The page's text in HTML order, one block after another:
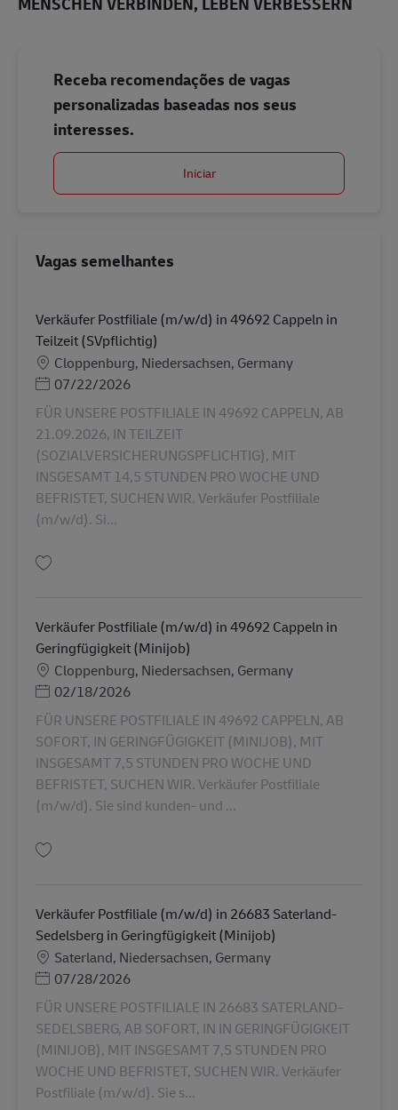
Receba recomendações de vagas
personalizadas baseadas nos seus
interesses.
Iniciar
Vagas semelhantes
Verkäufer Postfiliale (m/w/d) in 49692 Cappeln in
Teilzeit (SVpflichtig)
Localização
Cloppenburg, Niedersachsen, Germany
Posted Date
07/22/2026
FÜR UNSERE POSTFILIALE IN 49692 CAPPELN, AB
21.09.2026, IN TEILZEIT
(SOZIALVERSICHERUNGSPFLICHTIG), MIT
INSGESAMT 14,5 STUNDEN PRO WOCHE UND
BEFRISTET, SUCHEN WIR. Verkäufer Postfiliale
(m/w/d). Si...
Verkäufer Postfiliale (m/w/d) in 49692 Cappeln in
Geringfügigkeit (Minijob)
Localização
Cloppenburg, Niedersachsen, Germany
Posted Date
02/18/2026
FÜR UNSERE POSTFILIALE IN 49692 CAPPELN, AB
SOFORT, IN GERINGFÜGIGKEIT (MINIJOB), MIT
INSGESAMT 7,5 STUNDEN PRO WOCHE UND
BEFRISTET, SUCHEN WIR. Verkäufer Postfiliale
(m/w/d). Sie sind kunden- und ...
Verkäufer Postfiliale (m/w/d) in 26683 Saterland-
Sedelsberg in Geringfügigkeit (Minijob)
Localização
Saterland, Niedersachsen, Germany
Posted Date
07/28/2026
FÜR UNSERE POSTFILIALE IN 26683 SATERLAND-
SEDELSBERG, AB SOFORT, IN IN GERINGFÜGIGKEIT
(MINIJOB), MIT INSGESAMT 7,5 STUNDEN PRO
WOCHE UND BEFRISTET, SUCHEN WIR. Verkäufer
Postfiliale (m/w/d). Sie s...